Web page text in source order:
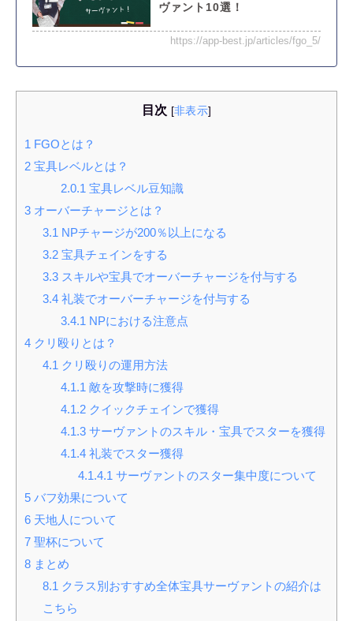
ヴァント10選！
https://app-best.jp/articles/fgo_5/
目次 [非表示]
1 FGOとは？
2 宝具レベルとは？
2.0.1 宝具レベル豆知識
3 オーバーチャージとは？
3.1 NPチャージが200％以上になる
3.2宝具チェインをする
3.3スキルや宝具でオーバーチャージを付与する
3.4礼装でオーバーチャージを付与する
3.4.1 NPにおける注意点
4 クリ殴りとは？
4.1 クリ殴りの運用方法
4.1.1 敵を攻撃時に獲得
4.1.2クイックチェインで獲得
4.1.3サーヴァントのスキル・宝具でスターを獲得
4.1.4礼装でスター獲得
4.1.4.1 サーヴァントのスター集中度について
5 バフ効果について
6 天地人について
7 聖杯について
8 まとめ
8.1 クラス別おすすめ全体宝具サーヴァントの紹介は
こちら